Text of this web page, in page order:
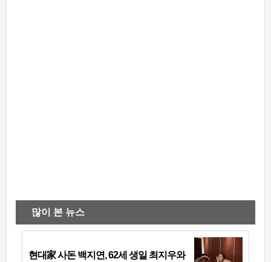
많이 본 뉴스
현대家 사돈 백지연, 62세 생일 최지우와